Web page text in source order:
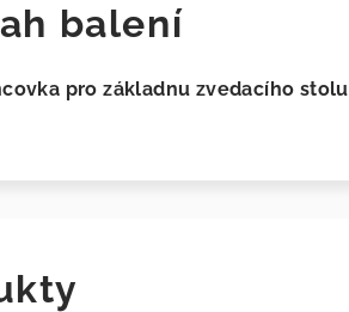
balení
pro základnu zvedacího stolu